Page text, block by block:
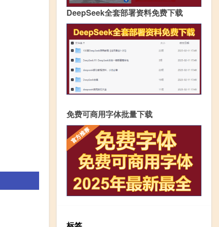
DeepSeek全套部署资料免费下载
免费可商用字体批量下载